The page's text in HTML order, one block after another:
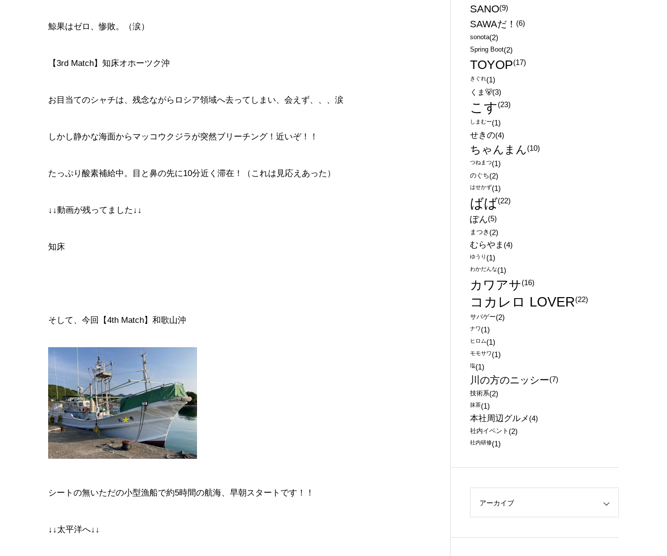
鯨果はゼロ、惨敗。（涙）
【3rd Match】知床オホーツク沖
お目当てのシャチは、残念ながらロシア領域へ去ってしまい、会えず、、、涙
しかし静かな海面からマッコウクジラが突然ブリーチング！近いぞ！！
たっぷり酸素補給中。目と鼻の先に10分近く滞在！（これは見応えあった）
↓↓動画が残ってました↓↓
知床
そして、今回【4th Match】和歌山沖
シートの無いただの小型漁船で約5時間の航海、早朝スタートです！！
↓↓太平洋へ↓↓
SANO(9)
SAWAだ！ (6)
sonota(2)
Spring Boot(2)
TOYOP(17)
きぐれ(1)
くま🐻(3)
こす(23)
しまむー(1)
せきの(4)
ちゃんまん(10)
つねまつ(1)
のぐち(2)
はせかず(1)
ばば(22)
ぽん(5)
まつき (2)
むらやま (4)
ゆうり (1)
わかだんな(1)
カワアサ(16)
コカレロ LOVER(22)
サバゲー(2)
ナワ(1)
ヒロム(1)
モモサワ(1)
塩(1)
川の方のニッシー(7)
技術系(2)
抹茶(1)
本社周辺グルメ (4)
社内イベント (2)
社内研修(1)
アーカイブ